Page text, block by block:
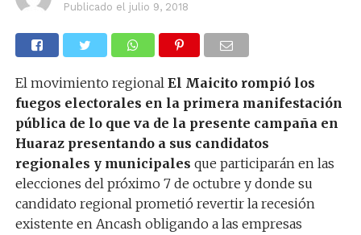
Publicado el julio 9, 2018
El movimiento regional El Maicito rompió los
fuegos electorales en la primera manifestación
pública de lo que va de la presente campaña en
Huaraz presentando a sus candidatos
regionales y municipales que participarán en las
elecciones del próximo 7 de octubre y donde su
candidato regional prometió revertir la recesión
existente en Ancash obligando a las empresas